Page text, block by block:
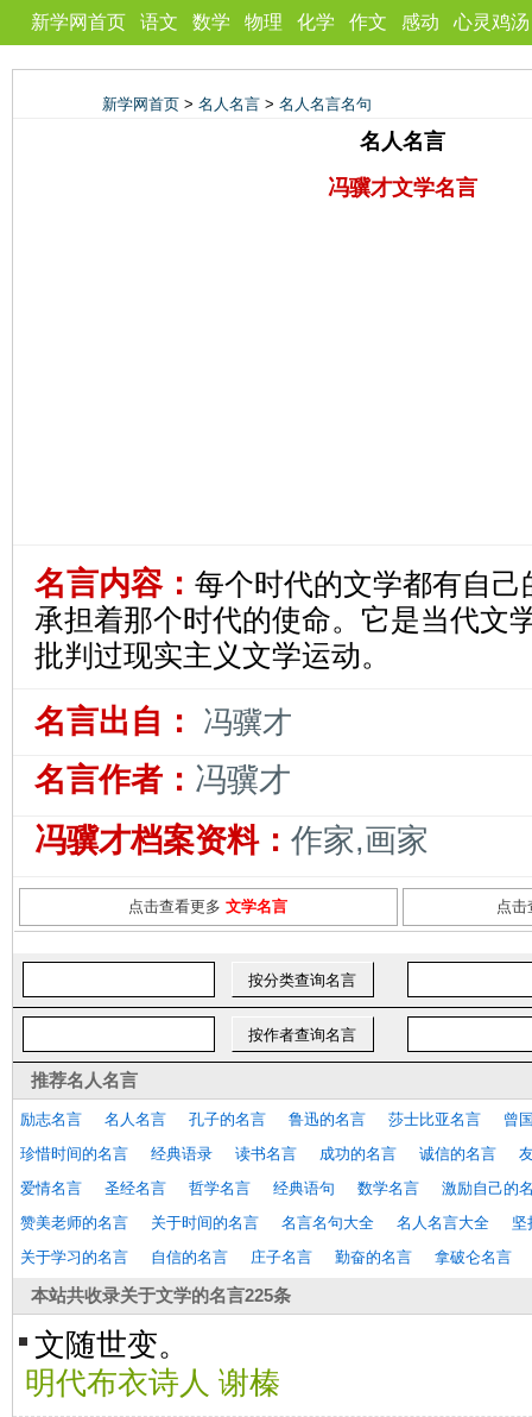
新学网首页 语文 数学 物理 化学 作文 感动 心灵鸡汤
新学网首页 > 名人名言 > 名人名言名句
名人名言
冯骥才文学名言
名言内容： 每个时代的文学都有自
承担着那个时代的使命。它是当代文
批判过现实主义文学运动。
名言出自： 冯骥才
名言作者： 冯骥才
冯骥才档案资料： 作家,画家
点击查看更多 文学名言 点
推荐名人名言
励志名言 名人名言 孔子的名言 鲁迅的名言 莎士比亚名言
曾
珍惜时间的名言
经典语录 读书名言 成功的名言 诚信的名言
爱情名言
圣经名言 哲学名言 经典语句 数学名言
激励自己的
赞美老师的名言
关于时间的名言 名言名句大全 名人名言大全
坚
关于学习的名言
自信的名言 庄子名言 勤奋的名言 拿破仑名言
本站共收录关于文学的名言225条
文随世变。
明代布衣诗人 谢榛